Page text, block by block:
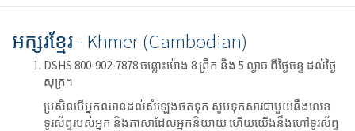
អក្សរខ្មែរ - Khmer (Cambodian)
DSHS 800-902-7878 ចន្លោះម៉ោង 8 ព្រឹក និង 5 ល្ងាច ពីថ្ងៃចន្ទ ដល់ថ្ងៃ
សុក្រ។
ប្រសិនបើអ្នកឈានដល់សំឡេងថតទុក សូមទុកសារជាមួយនឹងលេខ
ទូរស័ព្ទរបស់អ្នក និងភាសាដែលអ្នកនិយាយ ហើយយើងនឹងហៅទូរស័ព្ទ